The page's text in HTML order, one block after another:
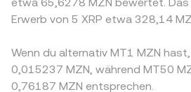
Erwerb von 5 XRP etwa 328,14
Wenn du alternativ MT1 MZN
0,015237 MZN, während MT50
0,76187 MZN entsprechen.